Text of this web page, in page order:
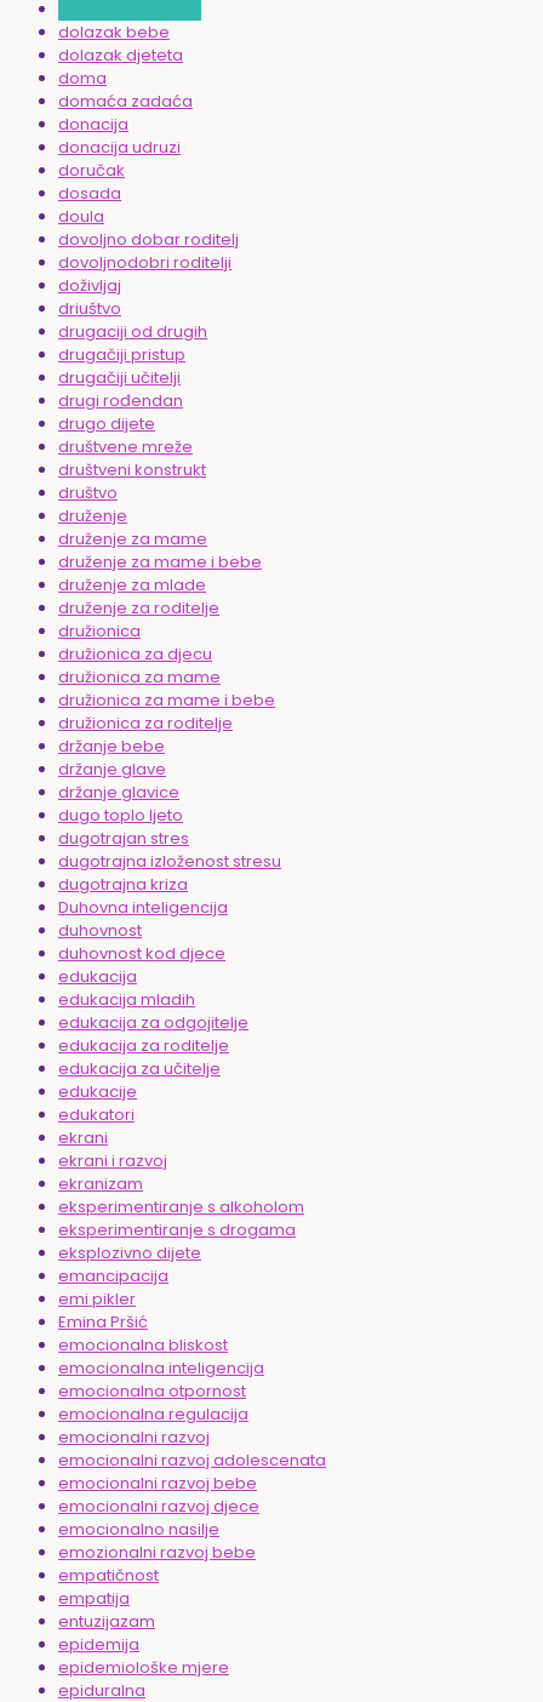
dolazak bebe
dolazak djeteta
doma
domaća zadaća
donacija
donacija udruzi
doručak
dosada
doula
dovoljno dobar roditelj
dovoljnodobri roditelji
doživljaj
driuštvo
drugaciji od drugih
drugačiji pristup
drugačiji učitelji
drugi rođendan
drugo dijete
društvene mreže
društveni konstrukt
društvo
druženje
druženje za mame
druženje za mame i bebe
druženje za mlade
druženje za roditelje
družionica
družionica za djecu
družionica za mame
družionica za mame i bebe
družionica za roditelje
držanje bebe
držanje glave
držanje glavice
dugo toplo ljeto
dugotrajan stres
dugotrajna izloženost stresu
dugotrajna kriza
Duhovna inteligencija
duhovnost
duhovnost kod djece
edukacija
edukacija mladih
edukacija za odgojitelje
edukacija za roditelje
edukacija za učitelje
edukacije
edukatori
ekrani
ekrani i razvoj
ekranizam
eksperimentiranje s alkoholom
eksperimentiranje s drogama
eksplozivno dijete
emancipacija
emi pikler
Emina Pršić
emocionalna bliskost
emocionalna inteligencija
emocionalna otpornost
emocionalna regulacija
emocionalni razvoj
emocionalni razvoj adolescenata
emocionalni razvoj bebe
emocionalni razvoj djece
emocionalno nasilje
emozionalni razvoj bebe
empatičnost
empatija
entuzijazam
epidemija
epidemiološke mjere
epiduralna